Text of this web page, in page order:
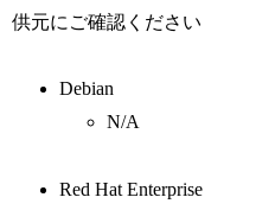
供元にご確認ください
Debian
N/A
Red Hat Enterprise